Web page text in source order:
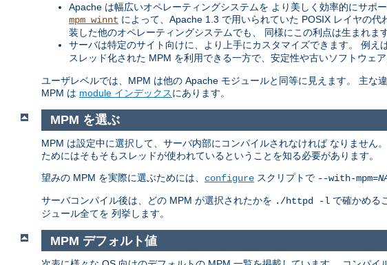
Apache は幅広いオペレーティングシステムを より美しく効率的にサポ
mpm_winnt によって、Apache 1.3 で用いられていた POSIX レイヤの
装した他のオペレーティングシステムでも、 同様にこの利点は生まれます
サーバは特定のサイト向けに、より上手にカスタマイズできます。 例え
スレッド化された MPM を利用できる一方で、安定性や古いソフトウェ
ユーザレベルでは、MPM は他の Apache モジュールと同等に見えます。 主
MPM は module インデックスにあります。
MPM を選ぶ
MPM は設定中に選択して、サーバ内部にコンパイルされなければ なりませ
ためにはそもそもスレッドが使われているということを知る必要があります。
望みの MPM を実際に選ぶためには、 configure スクリプトで --with-mpm=
サーバコンパイル後は、どの MPM が選択されたかを ./httpd -l で確かめる
ジュール全てを 列挙します。
MPM デフォルト値